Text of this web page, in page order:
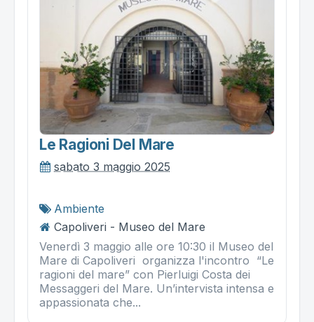
Le Ragioni Del Mare
sabato 3 maggio 2025
Ambiente
Capoliveri - Museo del Mare
Venerdì 3 maggio alle ore 10:30 il Museo del
Mare di Capoliveri organizza l'incontro “Le
ragioni del mare” con Pierluigi Costa dei
Messaggeri del Mare. Un’intervista intensa e
appassionata che...